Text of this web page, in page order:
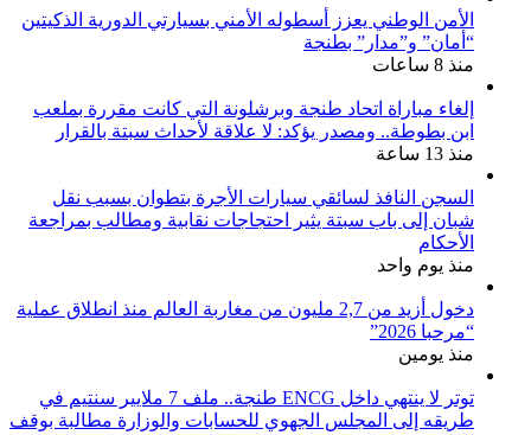
الأمن الوطني يعزز أسطوله الأمني بسيارتي الدورية الذكيتين
“أمان” و”مدار” بطنجة
منذ 8 ساعات
إلغاء مباراة اتحاد طنجة وبرشلونة التي كانت مقررة بملعب
ابن بطوطة.. ومصدر يؤكد: لا علاقة لأحداث سبتة بالقرار
منذ 13 ساعة
السجن النافذ لسائقي سيارات الأجرة بتطوان بسبب نقل
شبان إلى باب سبتة يثير احتجاجات نقابية ومطالب بمراجعة
الأحكام
منذ يوم واحد
دخول أزيد من 2,7 مليون من مغاربة العالم منذ انطلاق عملية
“مرحبا 2026”
منذ يومين
توتر لا ينتهي داخل ENCG طنجة.. ملف 7 ملايير سنتيم في
طريقه إلى المجلس الجهوي للحسابات والوزارة مطالبة بوقف